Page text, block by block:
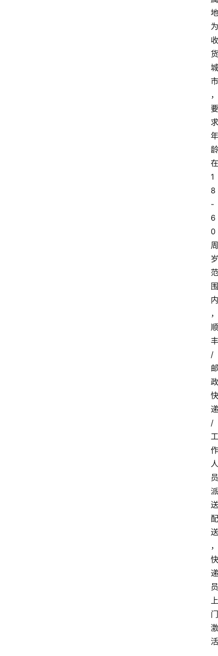
地
为
收
货
城
市
，
要
求
年
龄
在
1
8
-
6
0
周
岁
范
围
内
，
顺
丰
/
邮
政
快
递
/
工
作
人
员
派
送
配
送
，
快
递
员
上
门
激
活